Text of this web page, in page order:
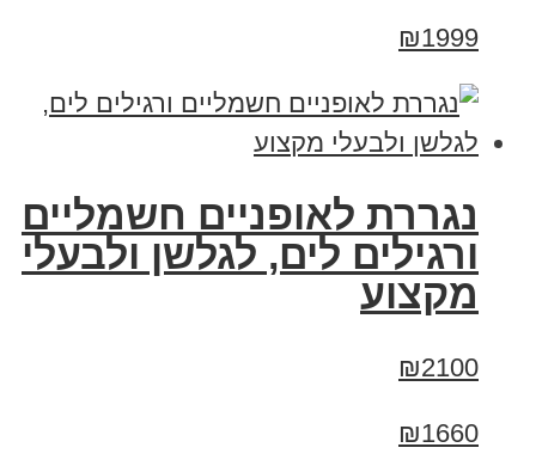
₪1999
נגררת לאופניים חשמליים
ורגילים לים, לגלשן ולבעלי
מקצוע
₪2100
₪1660